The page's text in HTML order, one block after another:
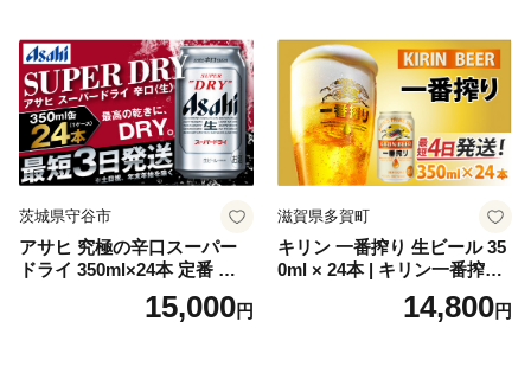
セット 詰め合わせ カクテル
ソーダ割り アルコール ロッ
ク ソーダ ジントニック 】
茨城県守谷市
アサヒ 究極の辛口スーパー
ドライ 350ml×24本 定番 ビー
ル 缶ビール 酒 お酒 アルコー
15,000円
滋賀県多賀町
キリン 一番搾り 生ビール 35
0ml × 24本 | キリン一番搾り
キリンビール 一番搾り ビー
ル 24缶 きりんいちばんしぼ
14,800円